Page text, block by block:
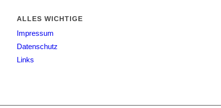
ALLES WICHTIGE
Impressum
Datenschutz
Links